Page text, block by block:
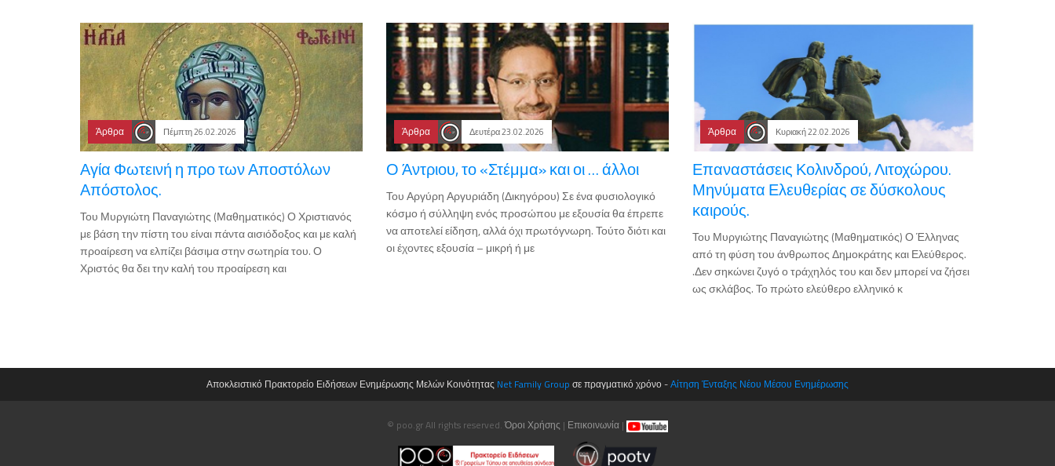
Άρθρα Πέμπτη 26.02.2026
Αγία Φωτεινή η προ των Αποστόλων
Απόστολος.
Του Μυργιώτη Παναγιώτης (Μαθηματικός) Ο Χριστιανός
με βάση την πίστη του είναι πάντα αισιόδοξος και με καλή
προαίρεση να ελπίζει βάσιμα στην σωτηρία του. Ο
Χριστός θα δει την καλή του προαίρεση και
Άρθρα Δευτέρα 23.02.2026
Ο Άντριου, το «Στέμμα» και οι … άλλοι
Του Αργύρη Αργυριάδη (Δικηγόρου) Σε ένα φυσιολογικό
κόσμο ή σύλληψη ενός προσώπου με εξουσία θα έπρεπε
να αποτελεί είδηση, αλλά όχι πρωτόγνωρη. Τούτο διότι και
οι έχοντες εξουσία – μικρή ή με
Άρθρα Κυριακή 22.02.2026
Επαναστάσεις Κολινδρού, Λιτοχώρου.
Μηνύματα Ελευθερίας σε δύσκολους
καιρούς.
Του Μυργιώτης Παναγιώτης (Μαθηματικός) Ο Έλληνας
από τη φύση του άνθρωπος Δημοκράτης και Ελεύθερος.
.Δεν σηκώνει ζυγό ο τράχηλός του και δεν μπορεί να ζήσει
ως σκλάβος. Το πρώτο ελεύθερο ελληνικό κ
Αποκλειστικό Πρακτορείο Ειδήσεων Ενημέρωσης Μελών Κοινότητας Net Family Group σε πραγματικό χρόνο -Αίτηση Ένταξης Νέου Μέσου Ενημέρωσης
© poo.gr All rights reserved.Όροι Χρήσης| Επικοινωνία|